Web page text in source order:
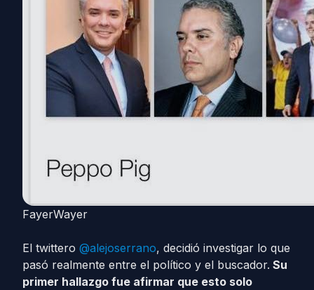
FayerWayer
El twittero @alejoserrano, decidió investigar lo que
pasó realmente entre el político y el buscador. Su
primer hallazgo fue afirmar que esto solo